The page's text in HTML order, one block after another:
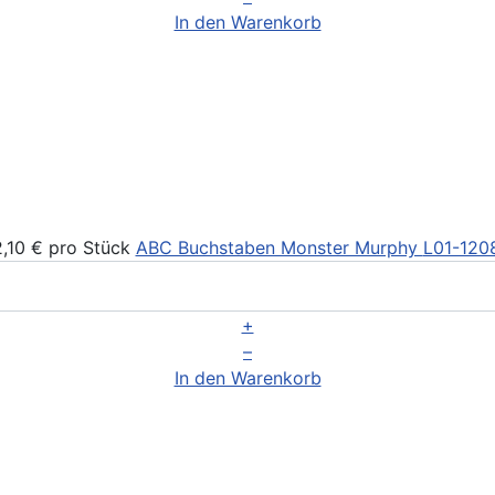
In den Warenkorb
€ pro Stück ABC Buchstaben Monster Murphy L01-
+
–
In den Warenkorb